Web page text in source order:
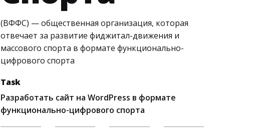
(ВФФС) — общественная организация, которая
отвечает за развитие фиджитал-движения и
массового спорта в формате функционально-
цифрового спорта
Task
Разработать сайт на WordPress в формате
функционально-цифрового спорта